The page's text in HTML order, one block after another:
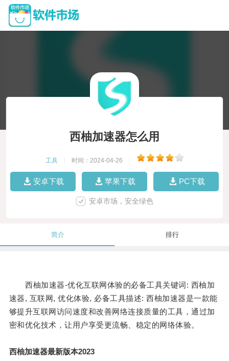
西柚加速器怎么用
工具 时间：2024-04-26
安卓下载 苹果下载 PC下载
安卓市场，安全绿色
简介 排行
西柚加速器-优化互联网体验的必备工具关键词: 西柚加
速器, 互联网, 优化体验, 必备工具描述: 西柚加速器是一款能
够提升互联网访问速度和改善网络连接质量的工具，通过加
密和优化技术，让用户享受更流畅、稳定的网络体验。
西柚加速器最新版本2023